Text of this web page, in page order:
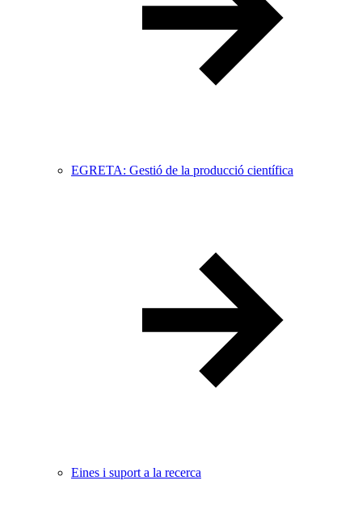
EGRETA: Gestió de la producció científica
Eines i suport a la recerca